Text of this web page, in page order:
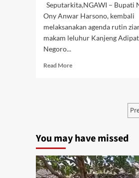
Seputarkita,NGAWI – Bupati
Ony Anwar Harsono, kembali
melaksanakan agenda rutin
makam leluhur Kanjeng
Negoro...
Read MoreRead
Bupati
Ziarah
Makam
You may have missed